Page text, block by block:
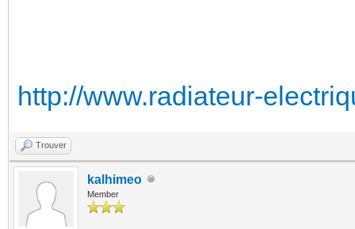
http://www.radiateur-
Trouver
kalhimeo
Member